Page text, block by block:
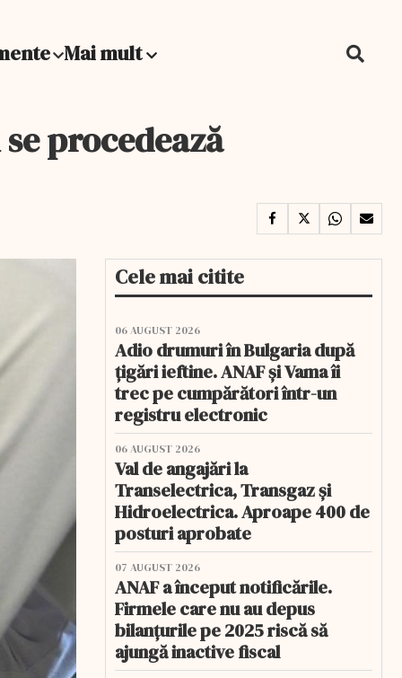
Mai mult
procedează
Cele mai citite
06 AUGUST 2026
Adio drumuri în Bulgaria după
țigări ieftine. ANAF și Vama îi
trec pe cumpărători într-un
registru electronic
06 AUGUST 2026
Val de angajări la
Transelectrica, Transgaz și
Hidroelectrica. Aproape 400 de
posturi aprobate
07 AUGUST 2026
ANAF a început notificările.
Firmele care nu au depus
bilanțurile pe 2025 riscă să
ajungă inactive fiscal